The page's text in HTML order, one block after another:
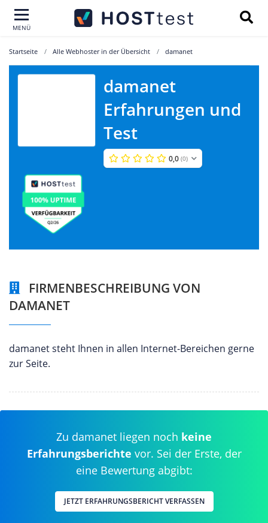
MENÜ
Startseite Alle Webhoster in der Übersicht damanet
damanet
Erfahrungen und
Test
0,0 (0)
FIRMENBESCHREIBUNG VON
DAMANET
damanet steht Ihnen in allen Internet-Bereichen gerne
zur Seite.
Zu damanet liegen noch keine
Erfahrungsberichte vor. Sei der Erste, der
eine Bewertung abgibt:
JETZT ERFAHRUNGSBERICHT VERFASSEN